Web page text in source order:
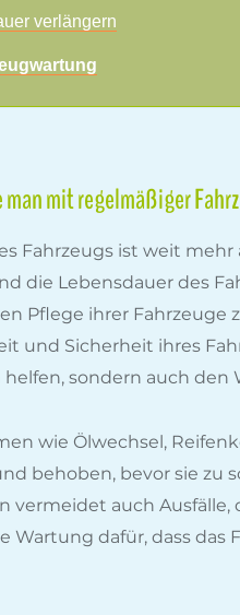
verlängern
mit regelmäßiger
Fahrzeugs ist weit
die Lebensdauer des
Pflege ihrer Fahrzeuge
und Sicherheit ihres
sondern auch
wie Ölwechsel,
behoben, bevor sie zu
vermeidet auch
Wartung dafür, dass